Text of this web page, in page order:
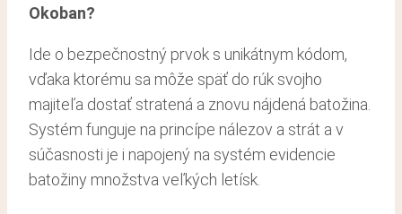
Okoban?
Ide o bezpečnostný prvok s unikátnym kódom,
vďaka ktorému sa môže späť do rúk svojho
majiteľa dostať stratená a znovu nájdená batožina.
Systém funguje na princípe nálezov a strát a v
súčasnosti je i napojený na systém evidencie
batožiny množstva veľkých letísk.